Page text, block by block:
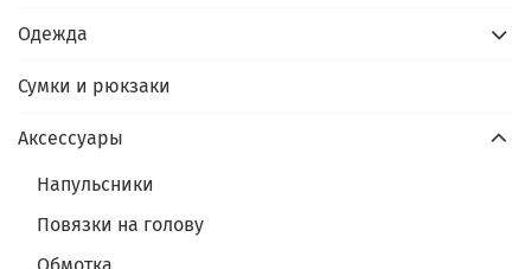
Одежда
Сумки и рюкзаки
Аксессуары
Напульсники
Повязки на голову